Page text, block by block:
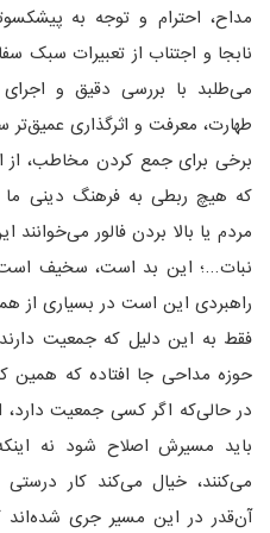
مداح، احترام و توجه به
نابجا و اجتناب از تعبیرات سبک
می‌طلبد با بررسی دقیق و
طهارت، معرفت و اثرگذاری
برخی برای جمع کردن مخاطب، از
که هیچ ربطی به فرهنگ دینی ما
مردم یا بالا بردن فالور
نبات…؛ این بد است، سخیف است.
راهبردی این است در بسیاری از
فقط به این دلیل که جمعیت
حوزه مداحی جا افتاده که
در حالی‌که اگر کسی جمعیت دارد،
باید مسیرش اصلاح شود نه
می‌کنند، خیال می‌کند کار
آن‌قدر در این مسیر جری